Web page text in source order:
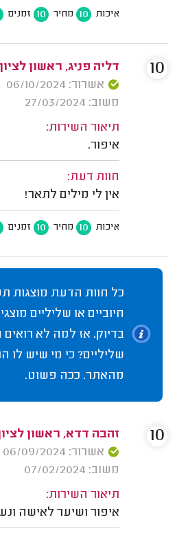
איכות 10 מחיר 10 זמנים
דליה פניג, ראשון
אשרור: 06/10/2024
משוב: 27/03/2024
תיאור השירות:
איפור.
חוות דעת:
אין לי מילים לתאר!
איכות 10 מחיר 10 זמנים
10
כל חוות הדעת מוצגות
חיוביים או שליליים
בדיוק. אז למה לא רואים
שליליים? כי מי שיש לו
מהאתר. ככה פשוט.
זהבה דדא, ראשון
אשרור: 06/09/2024
משוב: 07/02/2024
תיאור השירות:
איפור ושיער לאישה
10